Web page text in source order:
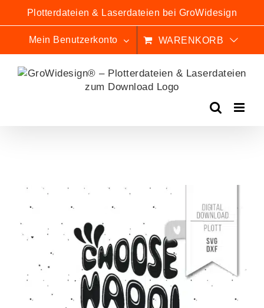
springen
Plotterdateien & Laserdateien bei GroWidesign
Mein Benutzerkonto WARENKORB